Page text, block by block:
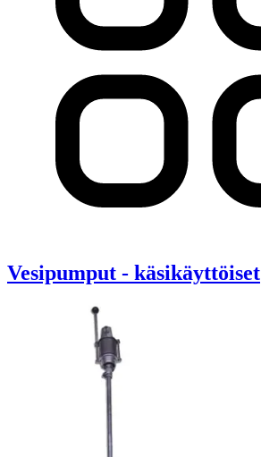
Vesipumput - käsikäyttöiset